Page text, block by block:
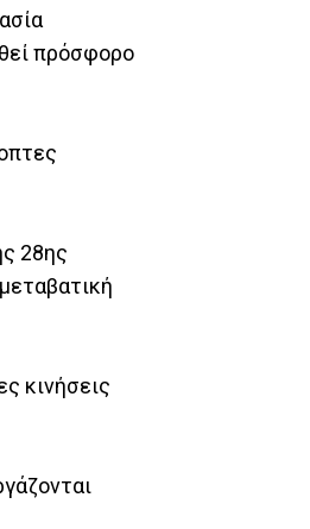
πρόσφορο
28ης
κινήσεις